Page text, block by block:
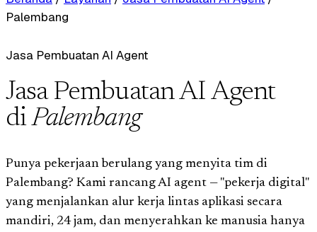
Palembang
Jasa Pembuatan AI Agent
Jasa Pembuatan AI Agent
diPalembang
Punya pekerjaan berulang yang menyita tim di
Palembang? Kami rancang AI agent — "pekerja digital"
yang menjalankan alur kerja lintas aplikasi secara
mandiri, 24 jam, dan menyerahkan ke manusia hanya